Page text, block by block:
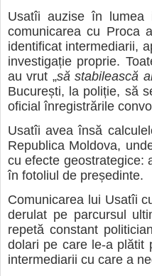
Usatîi auzise în lumea
comunicarea cu Proca
identificat intermediarii,
investigație proprie.
au vrut „să stabilească
București, la poliție, să
oficial înregistrările
Usatîi avea însă
Republica Moldova,
cu efecte geostrategice:
în fotoliul de președinte.
Comunicarea lui Usatîi
derulat pe parcursul
repetă constant
dolari pe care le-a plătit
intermediarii cu care a